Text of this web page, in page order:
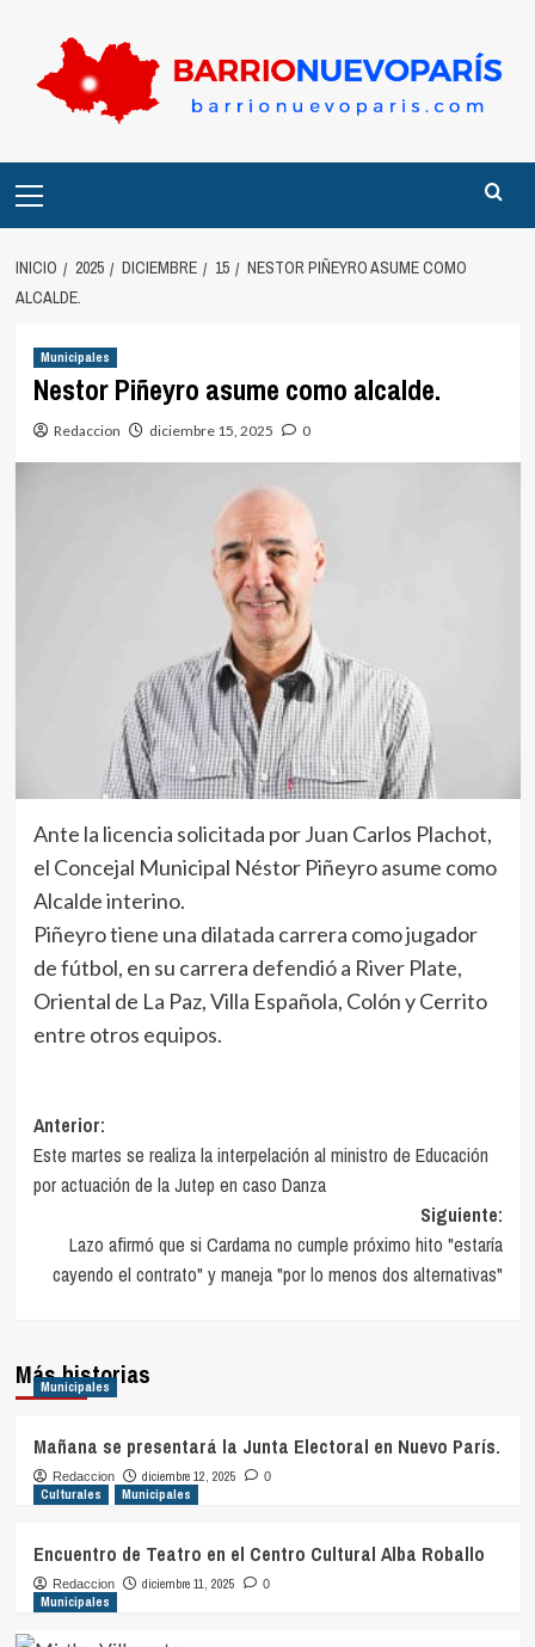
contenido
principal
INICIO 2025 DICIEMBRE 15
NESTOR PIÑEYRO ASUME COMO
ALCALDE.
Municipales
Nestor Piñeyro asume como alcalde.
Redaccion diciembre 15, 2025 0
Ante la licencia solicitada por Juan Carlos Plachot,
el Concejal Municipal Néstor Piñeyro asume como
Alcalde interino.
Piñeyro tiene una dilatada carrera como jugador
de fútbol, en su carrera defendió a River Plate,
Oriental de La Paz, Villa Española, Colón y Cerrito
entre otros equipos.
Navegación
de
entradas
Anterior:
Este martes se realiza la interpelación al ministro de Educación
por actuación de la Jutep en caso Danza
Siguiente:
Lazo afirmó que si Cardama no cumple próximo hito "estaría
cayendo el contrato" y maneja "por lo menos dos alternativas"
Más historias
Municipales
Mañana se presentará la Junta Electoral en Nuevo París.
Redaccion diciembre 12, 2025 0
Culturales Municipales
Encuentro de Teatro en el Centro Cultural Alba Roballo
Redaccion diciembre 11, 2025 0
Municipales